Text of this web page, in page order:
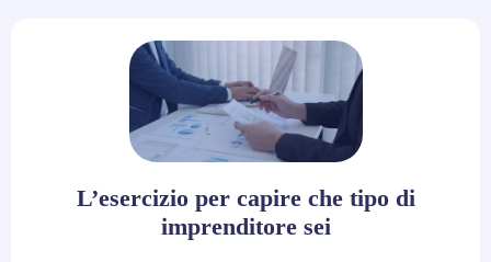
L’esercizio per capire che tipo di
imprenditore sei